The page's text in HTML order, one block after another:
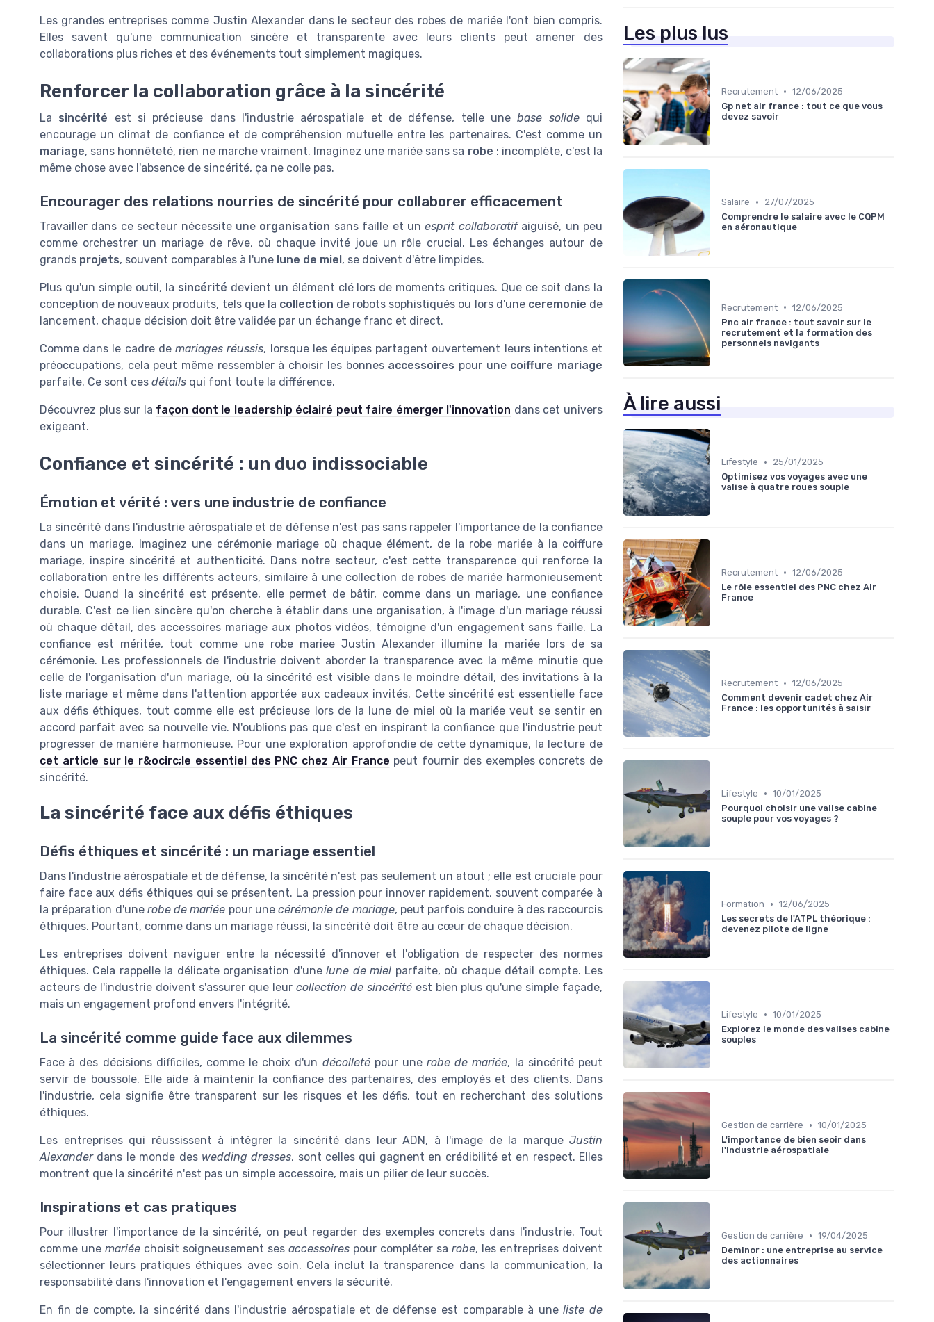
Les grandes entreprises comme Justin Alexander dans le secteur des robes de mariée l'ont bien compris.
Elles savent qu'une communication sincère et transparente avec leurs clients peut amener des
collaborations plus riches et des événements tout simplement magiques.
Renforcer la collaboration grâce à la sincérité
La sincérité est si précieuse dans l'industrie aérospatiale et de défense, telle unebase solidequi
encourage un climat de confiance et de compréhension mutuelle entre les partenaires. C'est comme un
mariage, sans honnêteté, rien ne marche vraiment. Imaginez une mariée sans sa robe : incomplète, c'est la
même chose avec l'absence de sincérité, ça ne colle pas.
Encourager des relations nourries de sincérité pour collaborer efficacement
Travailler dans ce secteur nécessite une organisation sans faille et unesprit collaboratifaiguisé, un peu
comme orchestrer un mariage de rêve, où chaque invité joue un rôle crucial. Les échanges autour de
grands projets, souvent comparables à l'une lune de miel, se doivent d'être limpides.
Plus qu'un simple outil, la sincérité devient un élément clé lors de moments critiques. Que ce soit dans la
conception de nouveaux produits, tels que la collection de robots sophistiqués ou lors d'une ceremonie de
lancement, chaque décision doit être validée par un échange franc et direct.
Comme dans le cadre demariages réussis, lorsque les équipes partagent ouvertement leurs intentions et
préoccupations, cela peut même ressembler à choisir les bonnes accessoires pour une coiffure mariage
parfaite. Ce sont ces détails qui font toute la différence.
Découvrez plus sur la façon dont le leadership éclairé peut faire émerger l'innovation dans cet univers
exigeant.
Confiance et sincérité : un duo indissociable
Émotion et vérité : vers une industrie de confiance
La sincérité dans l'industrie aérospatiale et de défense n'est pas sans rappeler l'importance de la confiance
dans un mariage. Imaginez une cérémonie mariage où chaque élément, de la robe mariée à la coiffure
mariage, inspire sincérité et authenticité. Dans notre secteur, c'est cette transparence qui renforce la
collaboration entre les différents acteurs, similaire à une collection de robes de mariée harmonieusement
choisie. Quand la sincérité est présente, elle permet de bâtir, comme dans un mariage, une confiance
durable. C'est ce lien sincère qu'on cherche à établir dans une organisation, à l'image d'un mariage réussi
où chaque détail, des accessoires mariage aux photos vidéos, témoigne d'un engagement sans faille. La
confiance est méritée, tout comme une robe mariee Justin Alexander illumine la mariée lors de sa
cérémonie. Les professionnels de l'industrie doivent aborder la transparence avec la même minutie que
celle de l'organisation d'un mariage, où la sincérité est visible dans le moindre détail, des invitations à la
liste mariage et même dans l'attention apportée aux cadeaux invités. Cette sincérité est essentielle face
aux défis éthiques, tout comme elle est précieuse lors de la lune de miel où la mariée veut se sentir en
accord parfait avec sa nouvelle vie. N'oublions pas que c'est en inspirant la confiance que l'industrie peut
progresser de manière harmonieuse. Pour une exploration approfondie de cette dynamique, la lecture de
cet article sur le r&ocirc;le essentiel des PNC chez Air France peut fournir des exemples concrets de
sincérité.
La sincérité face aux défis éthiques
Défis éthiques et sincérité : un mariage essentiel
Dans l'industrie aérospatiale et de défense, la sincérité n'est pas seulement un atout ; elle est cruciale pour
faire face aux défis éthiques qui se présentent. La pression pour innover rapidement, souvent comparée à
la préparation d'une robe de mariée pour une cérémonie de mariage, peut parfois conduire à des raccourcis
éthiques. Pourtant, comme dans un mariage réussi, la sincérité doit être au cœur de chaque décision.
Les entreprises doivent naviguer entre la nécessité d'innover et l'obligation de respecter des normes
éthiques. Cela rappelle la délicate organisation d'unelune de miel parfaite, où chaque détail compte. Les
acteurs de l'industrie doivent s'assurer que leurcollection de sincéritéest bien plus qu'une simple façade,
mais un engagement profond envers l'intégrité.
La sincérité comme guide face aux dilemmes
Face à des décisions difficiles, comme le choix d'un décolletépour unerobe de mariée, la sincérité peut
servir de boussole. Elle aide à maintenir la confiance des partenaires, des employés et des clients. Dans
l'industrie, cela signifie être transparent sur les risques et les défis, tout en recherchant des solutions
éthiques.
Les entreprises qui réussissent à intégrer la sincérité dans leur ADN, à l'image de la marque Justin
Alexanderdans le monde des wedding dresses, sont celles qui gagnent en crédibilité et en respect. Elles
montrent que la sincérité n'est pas un simple accessoire, mais un pilier de leur succès.
Inspirations et cas pratiques
Pour illustrer l'importance de la sincérité, on peut regarder des exemples concrets dans l'industrie. Tout
comme une mariée choisit soigneusement ses accessoires pour compléter sa robe, les entreprises doivent
sélectionner leurs pratiques éthiques avec soin. Cela inclut la transparence dans la communication, la
responsabilité dans l'innovation et l'engagement envers la sécurité.
En fin de compte, la sincérité dans l'industrie aérospatiale et de défense est comparable à uneliste de
Les plus lus
Recrutement • 12/06/2025
Gp net air france : tout ce que vous
devez savoir
Salaire •
27/07/2025
Comprendre le salaire avec le CQPM
en aéronautique
Recrutement • 12/06/2025
Pnc air france : tout savoir sur le
recrutement et la formation des
personnels navigants
À lire aussi
Lifestyle •
25/01/2025
Optimisez vos voyages avec une
valise à quatre roues souple
Recrutement • 12/06/2025
Le rôle essentiel des PNC chez Air
France
Recrutement • 12/06/2025
Comment devenir cadet chez Air
France : les opportunités à saisir
Lifestyle • 10/01/2025
Pourquoi choisir une valise cabine
souple pour vos voyages ?
Formation • 12/06/2025
Les secrets de l'ATPL théorique :
devenez pilote de ligne
Lifestyle • 10/01/2025
Explorez le monde des valises cabine
souples
Gestion de carrière • 10/01/2025
L'importance de bien seoir dans
l'industrie aérospatiale
Gestion de carrière • 19/04/2025
Deminor : une entreprise au service
des actionnaires